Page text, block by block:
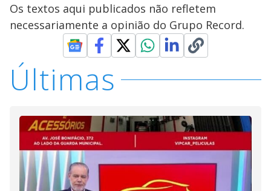
Os textos aqui publicados não refletem
necessariamente a opinião do Grupo Record.
Últimas